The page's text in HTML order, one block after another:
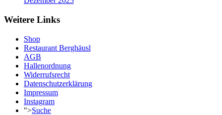
Weitere Links
Shop
Restaurant Berghäusl
AGB
Hallenordnung
Widerrufsrecht
Datenschutzerklärung
Impressum
Instagram
">Suche